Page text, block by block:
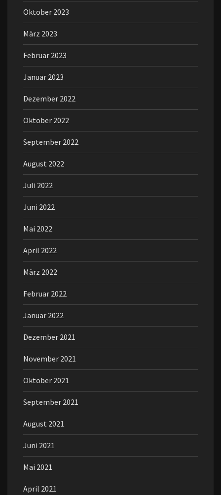
Oktober 2023
März 2023
Februar 2023
Januar 2023
Dezember 2022
Oktober 2022
September 2022
August 2022
Juli 2022
Juni 2022
Mai 2022
April 2022
März 2022
Februar 2022
Januar 2022
Dezember 2021
November 2021
Oktober 2021
September 2021
August 2021
Juni 2021
Mai 2021
April 2021